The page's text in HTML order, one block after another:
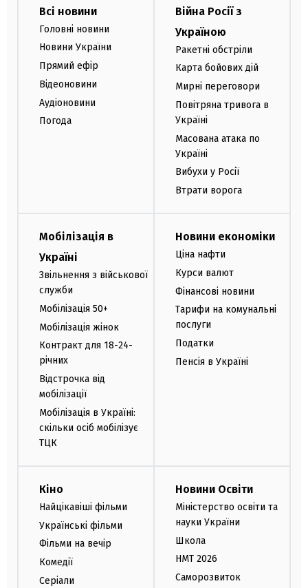
Всі новини
Головні новини
Новини України
Прямий ефір
Відеоновини
Аудіоновини
Погода
Війна Росії з
Україною
Ракетні обстріли
Карта бойових дій
Мирні переговори
Повітряна тривога в
Україні
Масована атака по
Україні
Вибухи у Росії
Втрати ворога
Мобілізація в
Україні
Звільнення з військової
служби
Мобілізація 50+
Мобілізація жінок
Контракт для 18-24-
річних
Відстрочка від
мобілізації
Мобілізація в Україні:
скільки осіб мобілізує
ТЦК
Новини економіки
Ціна нафти
Курси валют
Фінансові новини
Тарифи на комунальні
послуги
Податки
Пенсія в Україні
Кіно
Найцікавіші фільми
Українські фільми
Фільми на вечір
Комедії
Серіали
Новини Освіти
Міністерство освіти та
науки України
Школа
НМТ 2026
Саморозвиток